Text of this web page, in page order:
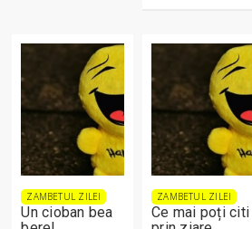
ZAMBETUL ZILEI
Un cioban bea
ZAMBETUL ZILEI
Ce mai poți citi